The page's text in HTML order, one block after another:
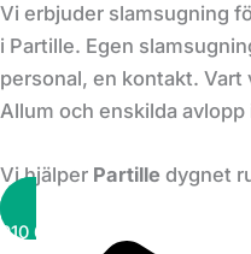
Vi erbjuder slamsugning
i Partille. Egen
personal, en kontakt.
Allum och enskilda avlopp
Vi hjälper Partille dygnet
010 6000 740